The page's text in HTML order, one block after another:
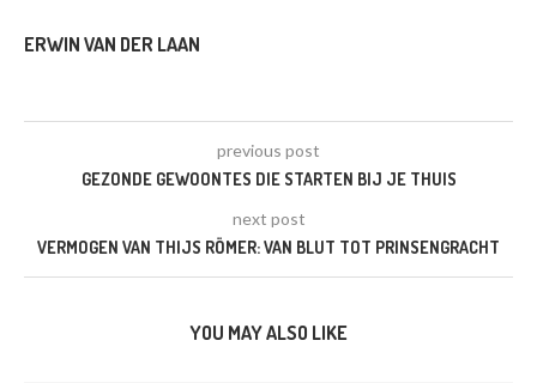
ERWIN VAN DER LAAN
previous post
GEZONDE GEWOONTES DIE STARTEN BIJ JE THUIS
next post
VERMOGEN VAN THIJS RÖMER: VAN BLUT TOT PRINSENGRACHT
YOU MAY ALSO LIKE